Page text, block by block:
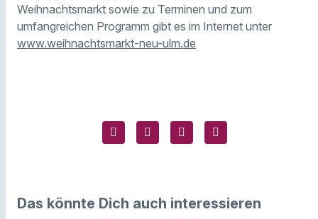
Weihnachtsmarkt sowie zu Terminen und zum
umfangreichen Programm gibt es im Internet unter
www.weihnachtsmarkt-neu-ulm.de
Das könnte Dich auch interessieren